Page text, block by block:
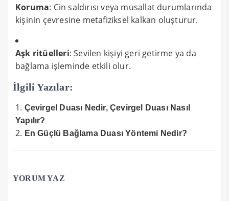
Koruma: Cin saldırısı veya musallat durumlarında
kişinin çevresine metafiziksel kalkan oluşturur.
Aşk ritüelleri: Sevilen kişiyi geri getirme ya da
bağlama işleminde etkili olur.
İlgili Yazılar:
Çevirgel Duası Nedir, Çevirgel Duası Nasıl
Yapılır?
En Güçlü Bağlama Duası Yöntemi Nedir?
YORUM YAZ